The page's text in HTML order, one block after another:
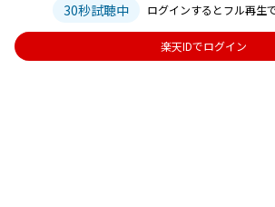
30秒試聴中 ログインするとフル再生
楽天IDでログイン